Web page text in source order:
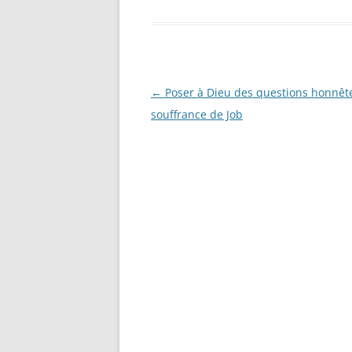
Navigation
des
← Poser à Dieu des questions
souffrance de Job